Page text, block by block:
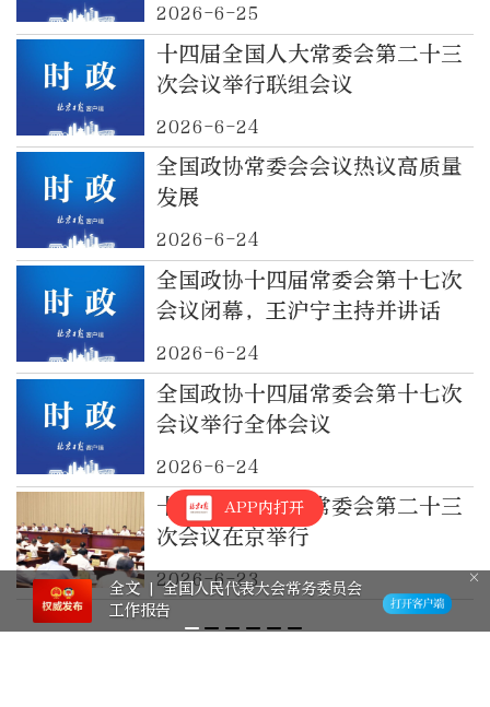
2026-6-25
十四届全国人大常委会第二十三
次会议举行联组会议
2026-6-24
全国政协常委会会议热议高质量
发展
2026-6-24
全国政协十四届常委会第十七次
会议闭幕，王沪宁主持并讲话
2026-6-24
全国政协十四届常委会第十七次
会议举行全体会议
2026-6-24
十四届全国人大常委会第二十三
次会议在京举行
2026-6-23
APP内打开
全文 | 全国人民代表大会常务委员会
工作报告